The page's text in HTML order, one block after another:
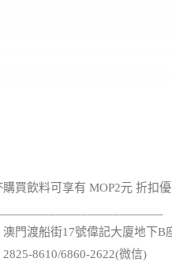
購買飲料可享有 MOP2元 折扣
澳門渡船街17號偉記大廈地下B
2825-8610/6860-2622(微信)